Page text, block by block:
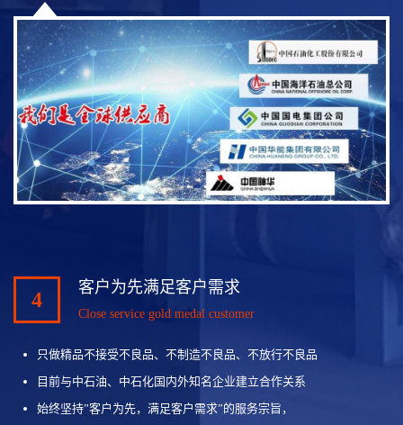
4
客户为先满足客户需求
Close service gold medal customer
只做精品不接受不良品、不制造不良品、不放行不良品
目前与中石油、中石化国内外知名企业建立合作关系
始终坚持”客户为先，满足客户需求”的服务宗旨，